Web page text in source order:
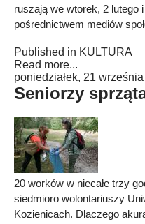
ruszają we wtorek, 2 lutego
pośrednictwem mediów
Published in KULTURA
Read more...
poniedziałek, 21
Seniorzy
20 worków w niecałe trzy
siedmioro wolontariuszy
Kozienicach. Dlaczego